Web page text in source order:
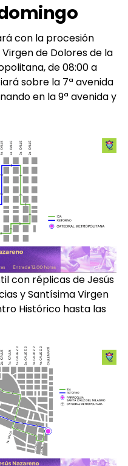
con la procesión
de Dolores de la
de 08:00 a
sobre la 7ª avenida
en la 9ª avenida y
con réplicas de Jesús
y Santísima Virgen
Histórico hasta las